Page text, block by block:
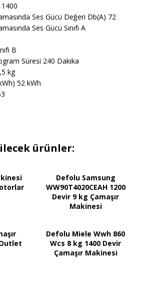
1400
Ses Gücü Değeri Db(A) 72
Ses Gücü Sınıfı A
B
Süresi 240 Dakika
kg
52 kWh
ürünler:
Defolu Samsung
WW90T4020CEAH 1200
Devir 9 kg Çamaşır
Makinesi
Defolu Miele Wwh 860
Wcs 8 kg 1400 Devir
Çamaşır Makinesi